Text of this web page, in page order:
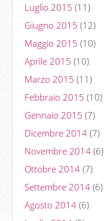
Luglio 2015 (11)
Giugno 2015 (12)
Maggio 2015 (10)
Aprile 2015 (10)
Marzo 2015 (11)
Febbraio 2015 (10)
Gennaio 2015 (7)
Dicembre 2014 (7)
Novembre 2014 (6)
Ottobre 2014 (7)
Settembre 2014 (6)
Agosto 2014 (6)